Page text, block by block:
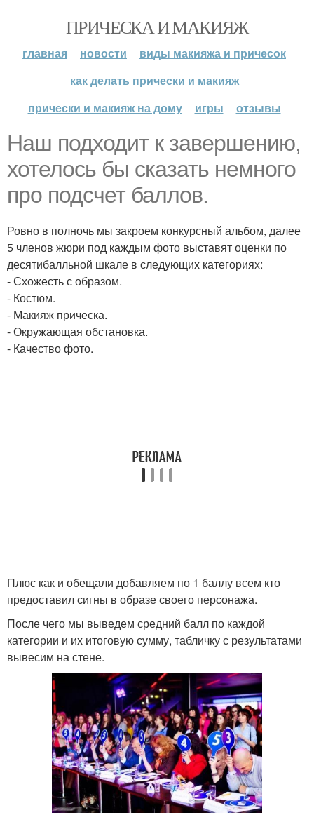
ПРИЧЕСКА И МАКИЯЖ
главная новости
виды макияжа и причесок
как делать прически и макияж
прически и макияж на дому
игры отзывы
Наш подходит к завершению,
хотелось бы сказать немного
про подсчет баллов.
Ровно в полночь мы закроем конкурсный альбом, далее
5 членов жюри под каждым фото выставят оценки по
десятибалльной шкале в следующих категориях:
- Схожесть с образом.
- Костюм.
- Макияж прическа.
- Окружающая обстановка.
- Качество фото.
Плюс как и обещали добавляем по 1 баллу всем кто
предоставил сигны в образе своего персонажа.
После чего мы выведем средний балл по каждой
категории и их итоговую сумму, табличку с результатами
вывесим на стене.